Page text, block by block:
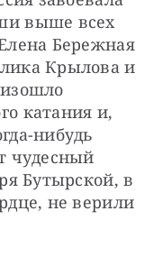
выше всех
Бережная
Крылова и
катания и,
нибудь
чудесный
Бутырской, в
не верили